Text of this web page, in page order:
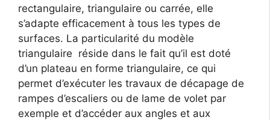
rectangulaire, triangulaire ou carrée, elle
s’adapte efficacement à tous les types de
surfaces. La particularité du modèle
triangulaire réside dans le fait qu’il est doté
d’un plateau en forme triangulaire, ce qui
permet d’exécuter les travaux de décapage de
rampes d’escaliers ou de lame de volet par
exemple et d’accéder aux angles et aux